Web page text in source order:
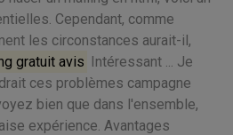
Cependant, comme
les circonstances aurait-il,
gratuit avis Intéressant ... Je
ces problèmes campagne
bien que dans l'ensemble,
expérience. Avantages